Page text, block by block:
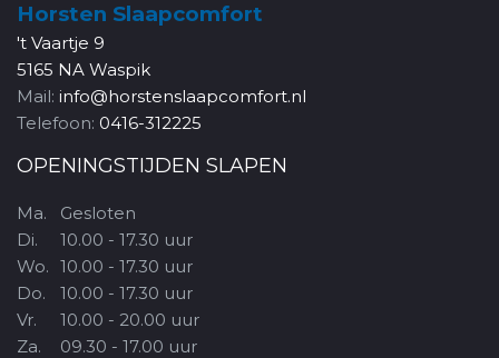
Horsten Slaapcomfort
't Vaartje 9
5165 NA Waspik
Mail: info@horstenslaapcomfort.nl
Telefoon: 0416-312225
OPENINGSTIJDEN SLAPEN
Ma.
Di.
Wo.
Do.
Vr.
Za.
Gesloten
10.00 - 17.30 uur
10.00 - 17.30 uur
10.00 - 17.30 uur
10.00 - 20.00 uur
09.30 - 17.00 uur